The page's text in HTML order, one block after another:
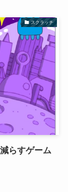
スクラッチ
らすゲーム